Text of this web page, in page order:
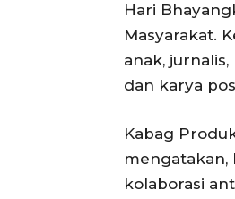
Hari
Masyarakat.
anak,
dan karya
Kabag
mengatakan,
kolaborasi